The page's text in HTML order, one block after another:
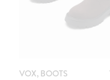
VOX, BOOTS